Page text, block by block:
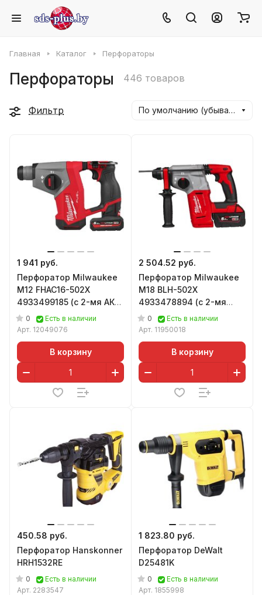
Главная Каталог Перфораторы
Перфораторы 446 товаров
Фильтр По умолчанию (убывание)
1 941 руб.
Перфоратор Milwaukee
M12 FHAC16-502X
4933499185 (с 2-мя АКБ,
кейс)
0
Есть в наличии
Арт. 12049076
В корзину
2 504.52 руб.
Перфоратор Milwaukee
M18 BLH-502X
4933478894 (с 2-мя
АКБ, кейс)
0
Есть в наличии
Арт. 11950018
В корзину
450.58 руб.
Перфоратор Hanskonner
HRH1532RE
0
Есть в наличии
Арт. 2283547
1 823.80 руб.
Перфоратор DeWalt
D25481K
0
Есть в наличии
Арт. 1855998